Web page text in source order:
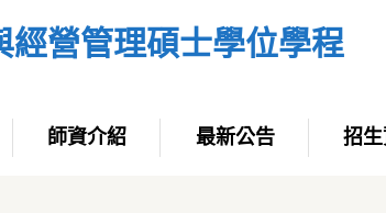
經營管理碩士學位學程
師資介紹 最新公告 招